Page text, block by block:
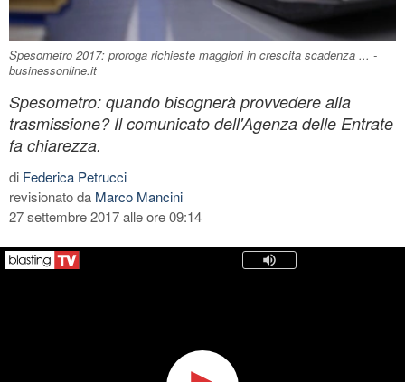
Spesometro 2017: proroga richieste maggiori in crescita scadenza ... -
businessonline.it
Spesometro: quando bisognerà provvedere alla
trasmissione? Il comunicato dell'Agenza delle Entrate
fa chiarezza.
di Federica Petrucci
revisionato da Marco Mancini
27 settembre 2017 alle ore 09:14